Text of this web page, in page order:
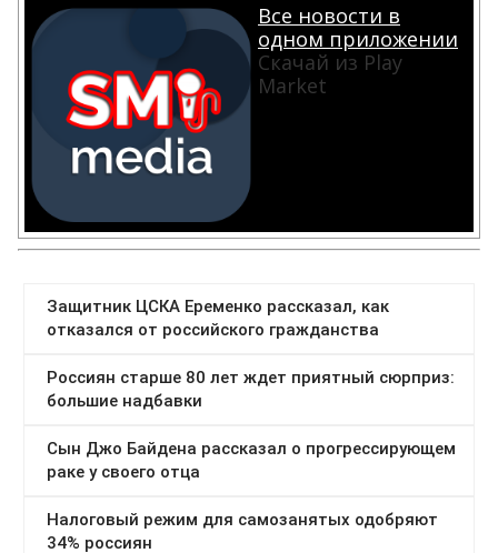
Все новости в
одном приложении
Скачай из Play
Market